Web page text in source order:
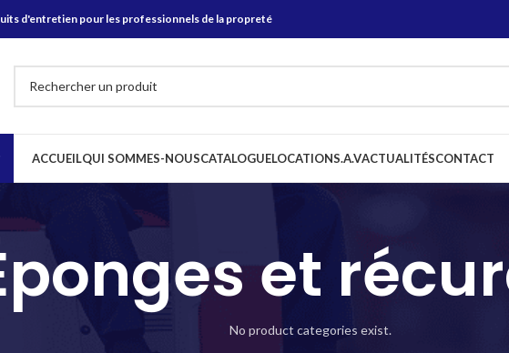
d'entretien pour les professionnels de la propreté
ACCUEILQUI SOMMES-NOUSCATALOGUELOCATIONS.A.VACTUALITÉSCONTACT
et
No product categories exist.